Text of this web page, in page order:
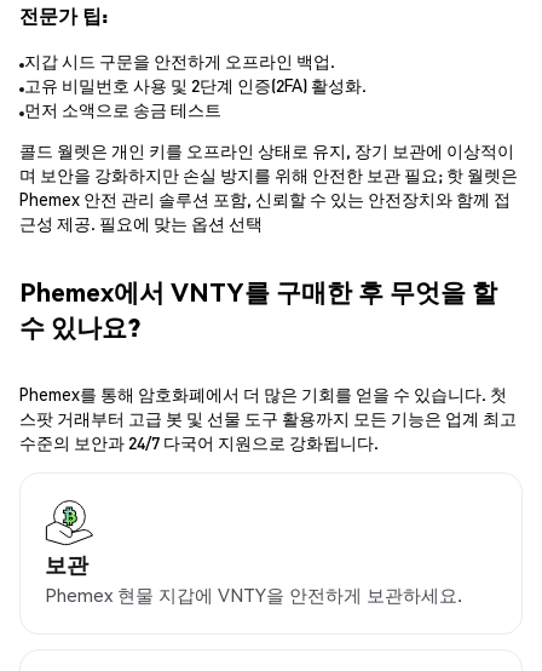
전문가 팁:
지갑 시드 구문을 안전하게 오프라인 백업.
고유 비밀번호 사용 및 2단계 인증(2FA) 활성화.
먼저 소액으로 송금 테스트
콜드 월렛은 개인 키를 오프라인 상태로 유지, 장기 보관에 이상적이
며 보안을 강화하지만 손실 방지를 위해 안전한 보관 필요; 핫 월렛은
Phemex 안전 관리 솔루션 포함, 신뢰할 수 있는 안전장치와 함께 접
근성 제공. 필요에 맞는 옵션 선택
Phemex에서 VNTY를 구매한 후 무엇을 할
수 있나요?
Phemex를 통해 암호화폐에서 더 많은 기회를 얻을 수 있습니다. 첫
스팟 거래부터 고급 봇 및 선물 도구 활용까지 모든 기능은 업계 최고
수준의 보안과 24/7 다국어 지원으로 강화됩니다.
보관
Phemex 현물 지갑에 VNTY을 안전하게 보관하세요.